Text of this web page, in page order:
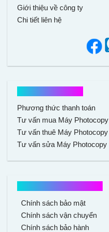
Giới thiệu về công ty
Chi tiết liên hệ
Phương thức thanh toán
Tư vấn mua Máy Photocopy
Tư vấn thuê Máy Photocopy
Tư vấn sửa Máy Photocopy
Chính sách bảo mật
Chính sách vận chuyển
Chính sách bảo hành